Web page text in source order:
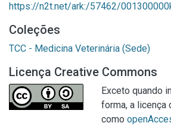
https://n2t.net/ark:/57462/
Coleções
TCC - Medicina Veterinária (Sede)
Licença Creative Commons
Exceto quando
forma, a
como